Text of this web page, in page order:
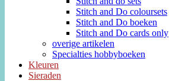
Stitch and Do coloursets
Stitch and Do boeken
Stitch and Do cards only
overige artikelen
Specialties hobbyboeken
Kleuren
Sieraden